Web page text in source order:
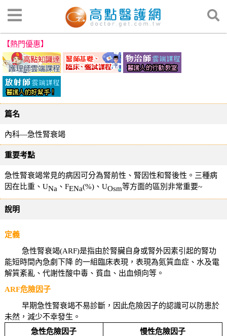
【熱門優惠】
篇名
內科—急性腎衰竭
重要考點
急性腎衰竭常見的病因可分為腎前性、腎因性和腎後性。三種病
因在比重、UNa 、FENa(%)、UOsm等方面的區別非常重要~
說明
定義
急性腎衰竭(ARF)是指由於腎臟自身或腎外因素引起的腎功
能短時間內急劇下降 的一組臨床表現，表現為氮質血症、水及電
解質紊亂、代謝性酸中毒、貧血、出血傾向等。
ARF危險因子
早期急性腎衰竭不易診斷，因此危險因子的認識可以防患於
未然，減少不幸發生。
急性危險因子
慢性危險因子